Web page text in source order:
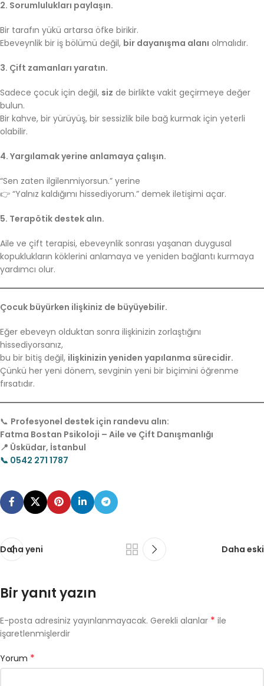
2. Sorumlulukları paylaşın.
Bir tarafın yükü artarsa öfke birikir.
Ebeveynlik bir iş bölümü değil, bir dayanışma alanı olmalıdır.
3. Çift zamanları yaratın.
Sadece çocuk için değil, siz de birlikte vakit geçirmeye değer
bulun.
Bir kahve, bir yürüyüş, bir sessizlik bile bağ kurmak için yeterli
olabilir.
4. Yargılamak yerine anlamaya çalışın.
“Sen zaten ilgilenmiyorsun.” yerine
👉 “Yalnız kaldığımı hissediyorum.” demek iletişimi açar.
5. Terapötik destek alın.
Aile ve çift terapisi, ebeveynlik sonrası yaşanan duygusal
kopuklukların köklerini anlamaya ve yeniden bağlantı kurmaya
yardımcı olur.
Çocuk büyürken ilişkiniz de büyüyebilir.
Eğer ebeveyn olduktan sonra ilişkinizin zorlaştığını
hissediyorsanız,
bu bir bitiş değil, ilişkinizin yeniden yapılanma sürecidir.
Çünkü her yeni dönem, sevginin yeni bir biçimini öğrenme
fırsatıdır.
📞 Profesyonel destek için randevu alın:
Fatma Bostan Psikoloji – Aile ve Çift Danışmanlığı
📍 Üsküdar, İstanbul
📞 0542 271 1787
Daha yeni Daha eski
Bir yanıt yazın
E-posta adresiniz yayınlanmayacak. Gerekli alanlar * ile
işaretlenmişlerdir
Yorum *